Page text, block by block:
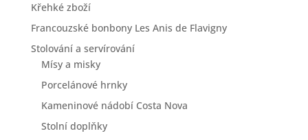
Křehké zboží
Francouzské bonbony Les Anis de Flavigny
Stolování a servírování
Mísy a misky
Porcelánové hrnky
Kameninové nádobí Costa Nova
Stolní doplňky